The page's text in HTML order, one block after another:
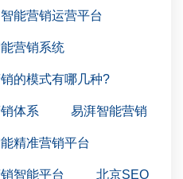
智能营销运营平台
营销系统
的模式有哪几种?
体系 易湃智能营销
精准营销平台
智能平台 北京SEO